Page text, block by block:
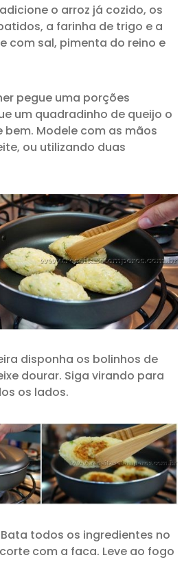
o arroz já cozido, os
a farinha de trigo e a
com sal, pimenta do reino e
pegue uma porções
um quadradinho de queijo o
bem. Modele com as mãos
ou utilizando duas
disponha os bolinhos de
dourar. Siga virando para
os lados.
todos os ingredientes no
com a faca. Leve ao fogo